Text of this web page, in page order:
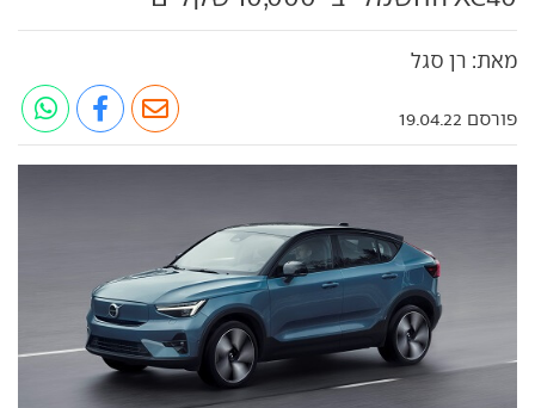
מאת: רן סגל
פורסם 19.04.22